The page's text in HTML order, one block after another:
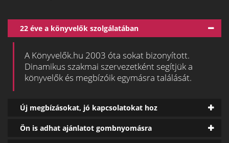
22 éve a könyvelők szolgálatában
A Könyvelők.hu 2003 óta sokat bizonyított.
Dinamikus szakmai szervezetként segítjük a
könyvelők és megbízóik egymásra találását.
Új megbízásokat, jó kapcsolatokat hoz
Ön is adhat ajánlatot gombnyomásra